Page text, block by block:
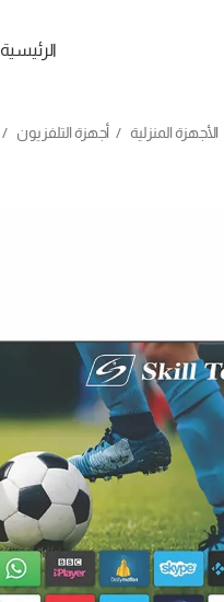
الرئيسية
الأجهزة المنزلية أجهزة التلفزيون